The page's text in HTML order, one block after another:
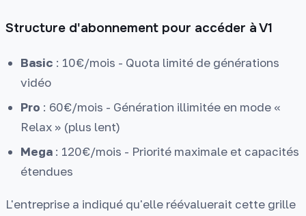
Structure d'abonnement pour accéder à V1
Basic : 10€/mois - Quota limité de générations
vidéo
Pro : 60€/mois - Génération illimitée en mode «
Relax » (plus lent)
Mega : 120€/mois - Priorité maximale et capacités
étendues
L'entreprise a indiqué qu'elle réévaluerait cette grille